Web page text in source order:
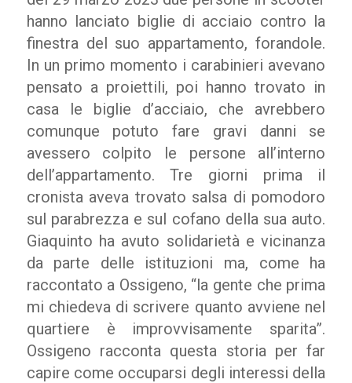
hanno lanciato biglie di acciaio contro la
finestra del suo appartamento, forandole.
In un primo momento i carabinieri avevano
pensato a proiettili, poi hanno trovato in
casa le biglie d’acciaio, che avrebbero
comunque potuto fare gravi danni se
avessero colpito le persone all’interno
dell’appartamento. Tre giorni prima il
cronista aveva trovato salsa di pomodoro
sul parabrezza e sul cofano della sua auto.
Giaquinto ha avuto solidarietà e vicinanza
da parte delle istituzioni ma, come ha
raccontato a Ossigeno, “la gente che prima
mi chiedeva di scrivere quanto avviene nel
quartiere è improvvisamente sparita”.
Ossigeno racconta questa storia per far
capire come occuparsi degli interessi della